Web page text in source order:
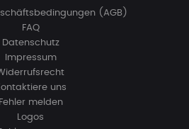
(AGB)
FAQ
Datenschutz
Impressum
uns
Fehler melden
Logos